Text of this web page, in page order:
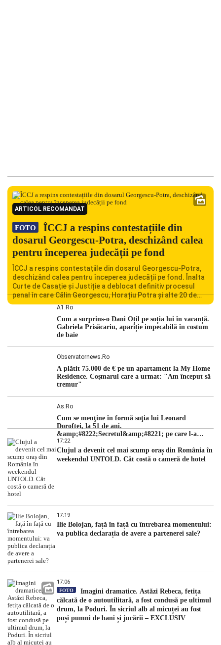
ARTICOL RECOMANDAT
FOTO
ÎCCJ a respins contestațiile din
dosarul Georgescu-Potra, deschizând calea
pentru începerea judecății pe fond
ÎCCJ a respins contestațiile din dosarul Georgescu-Potra,
deschizând calea pentru începerea judecății pe fond. Înalta
Curte de Casație și Justiție a deblocat definitiv procesul
penal în care Călin Georgescu, Horațiu Potra și alte 20 de
persoane sunt acuzați de acțiuni îndreptate împotriva
judecătorii de la instanța supremă au […]
A1.ro
Cum a surprins-o Dani Oțil pe soția lui în vacanță.
Gabriela Prisăcariu, apariție impecabilă în costum
de baie
Observatornews.ro
A plătit 75.000 de € pe un apartament la My Home
Residence. Coşmarul care a urmat: "Am început să
tremur"
As.ro
Cum se menţine în formă soţia lui Leonard
Doroftei, la 51 de ani.
&amp;#8222;Secretul&amp;#8221; pe care l-a
dezvăluit
17:22
Clujul a devenit cel mai scump oraș din România în
weekendul UNTOLD. Cât costă o cameră de hotel
17:19
Ilie Bolojan, față în față cu întrebarea momentului:
va publica declarația de avere a partenerei sale?
17:06
FOTO
Imagini dramatice. Astăzi Rebeca, fetița
călcată de o autoutilitară, a fost condusă pe ultimul
drum, la Poduri. În sicriul alb al micuței au fost
puși pumni de bani și jucării – EXCLUSIV